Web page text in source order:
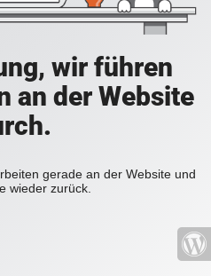
wir führen
an der Website
gerade an der Website und
wieder zurück.